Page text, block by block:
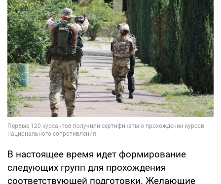
В настоящее время идет формирование
следующих групп для прохождения
соответствующей подготовки. Желающие